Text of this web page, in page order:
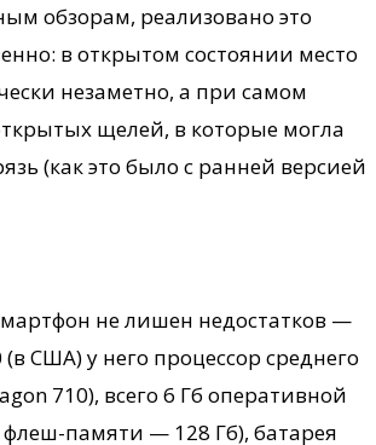
обзорам, реализовано это
в открытом состоянии место
незаметно, а при самом
щелей, в которые могла
(как это было с ранней версией
не лишен недостатков —
США) у него процессор среднего
710), всего 6 Гб оперативной
памяти — 128 Гб), батарея